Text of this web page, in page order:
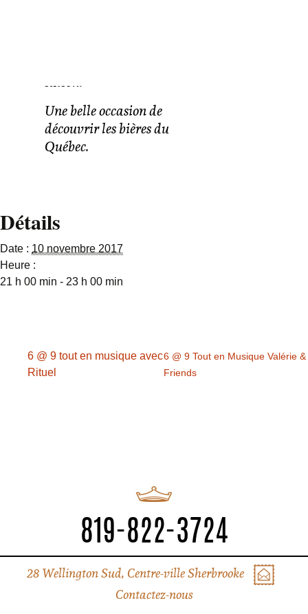
saison.
Une belle occasion de
découvrir les bières du
Québec.
Détails
Date : 10 novembre 2017
Heure :
21 h 00 min - 23 h 00 min
6 @ 9 tout en musique avec
Rituel
6 @ 9 Tout en Musique Valérie &
Friends
819-822-3724
28 Wellington Sud, Centre-ville Sherbrooke
Contactez-nous